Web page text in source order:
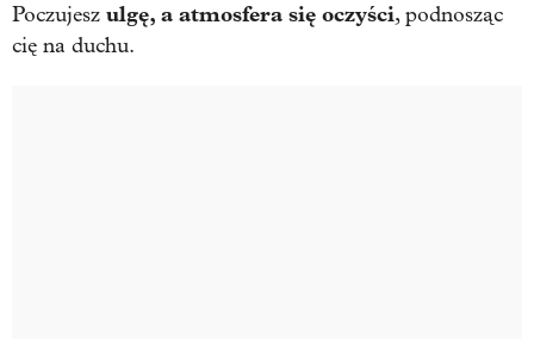
Poczujesz ulgę, a atmosfera się oczyści, podnosząc
cię na duchu.